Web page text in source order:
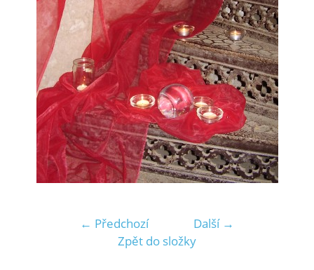
← Předchozí
Další →
Zpět do složky